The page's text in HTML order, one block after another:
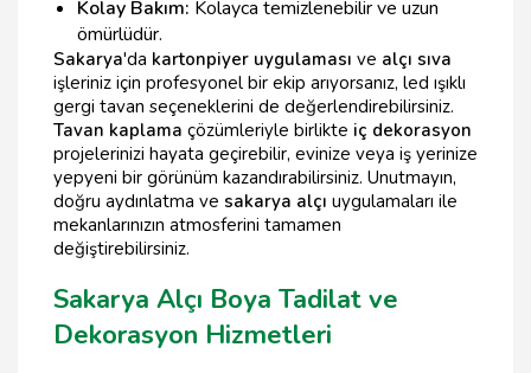
Kolay Bakım: Kolayca temizlenebilir ve uzun
ömürlüdür.
Sakarya'da kartonpiyer uygulaması ve alçı sıva
işleriniz için profesyonel bir ekip arıyorsanız, led ışıklı
gergi tavan seçeneklerini de değerlendirebilirsiniz.
Tavan kaplama çözümleriyle birlikte iç dekorasyon
projelerinizi hayata geçirebilir, evinize veya iş yerinize
yepyeni bir görünüm kazandırabilirsiniz. Unutmayın,
doğru aydınlatma ve sakarya alçı uygulamaları ile
mekanlarınızın atmosferini tamamen
değiştirebilirsiniz.
Sakarya Alçı Boya Tadilat ve
Dekorasyon Hizmetleri